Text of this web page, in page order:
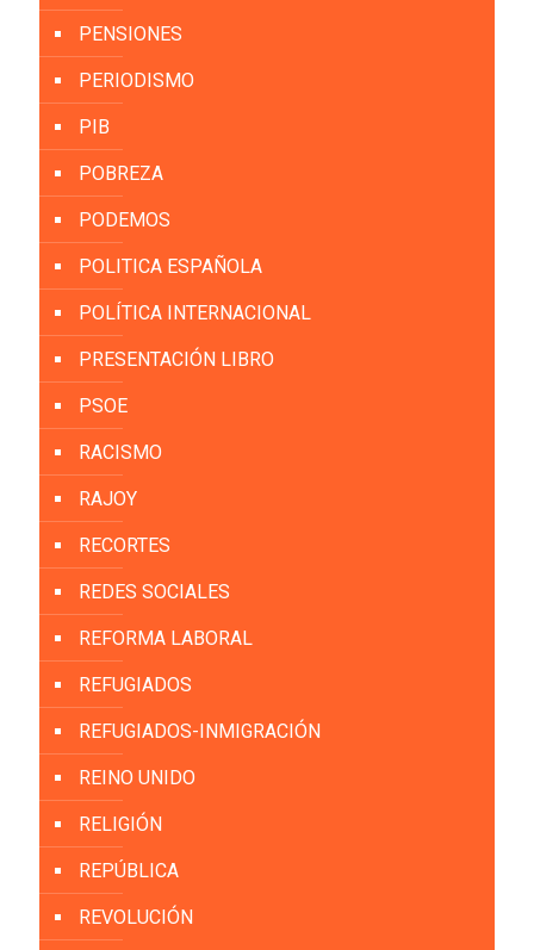
PENSIONES
PERIODISMO
PIB
POBREZA
PODEMOS
POLITICA ESPAÑOLA
POLÍTICA INTERNACIONAL
PRESENTACIÓN LIBRO
PSOE
RACISMO
RAJOY
RECORTES
REDES SOCIALES
REFORMA LABORAL
REFUGIADOS
REFUGIADOS-INMIGRACIÓN
REINO UNIDO
RELIGIÓN
REPÚBLICA
REVOLUCIÓN